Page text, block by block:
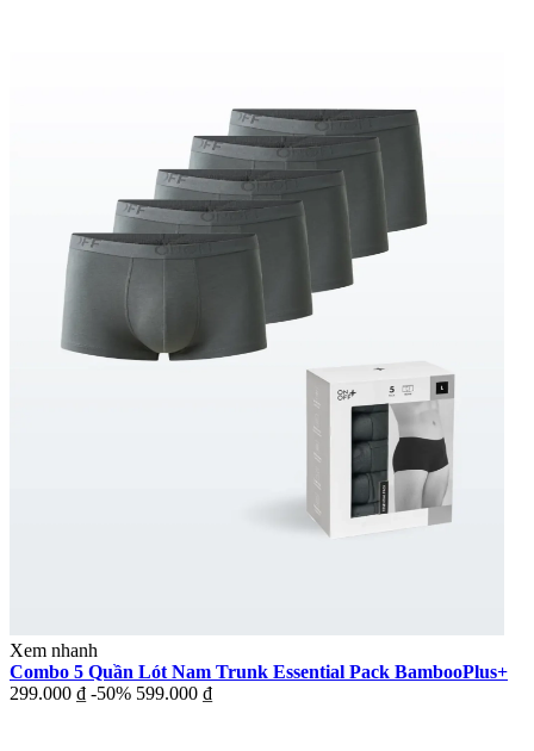
Xem nhanh
Combo 5 Quần Lót Nam Trunk Essential Pack BambooPlus+
299.000 ₫ -50% 599.000 ₫